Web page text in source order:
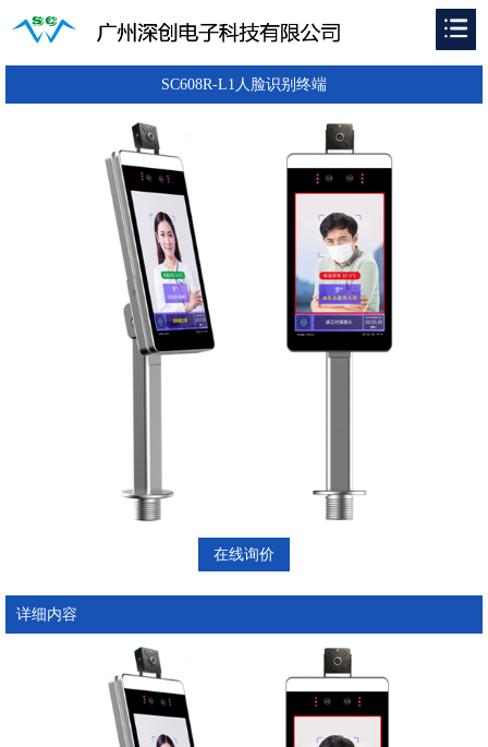
SC608R-L1人脸识别终端
在线询价
详细内容